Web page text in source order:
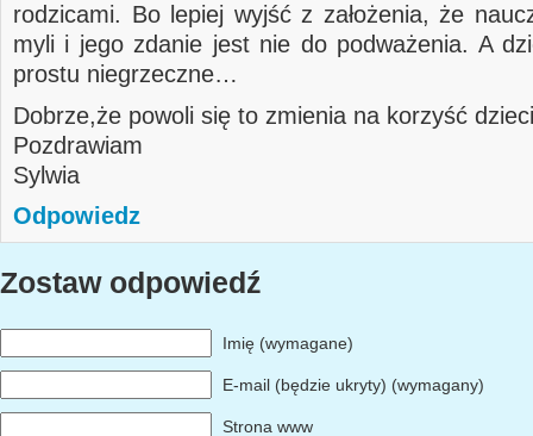
rodzicami. Bo lepiej wyjść z założenia, że
myli i jego zdanie jest nie do podważenia. A
prostu niegrzeczne…
Dobrze,że powoli się to zmienia na korzyść
Pozdrawiam
Sylwia
Odpowiedz
Zostaw odpowiedź
Imię (wymagane)
E-mail (będzie ukryty) (wymagany)
Strona www